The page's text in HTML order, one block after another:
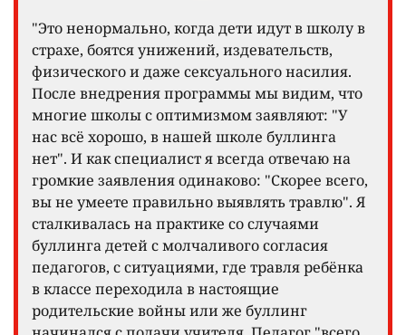
"Это ненормально, когда дети идут в школу в
страхе, боятся унижений, издевательств,
физического и даже сексуального насилия.
После внедрения программы мы видим, что
многие школы с оптимизмом заявляют: "У
нас всё хорошо, в нашей школе буллинга
нет". И как специалист я всегда отвечаю на
громкие заявления одинаково: "Скорее всего,
вы не умеете правильно выявлять травлю". Я
сталкивалась на практике со случаями
буллинга детей с молчаливого согласия
педагогов, с ситуациями, где травля ребёнка
в классе переходила в настоящие
родительские войны или же буллинг